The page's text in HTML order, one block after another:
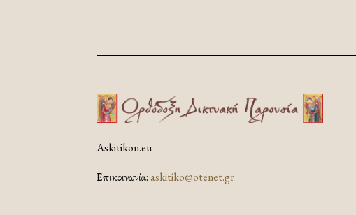
Askitikon.eu
Επικοινωνία:askitiko@otenet.gr